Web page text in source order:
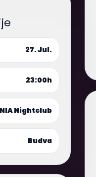
27. Jul.
23:00h
Nightclub
Budva